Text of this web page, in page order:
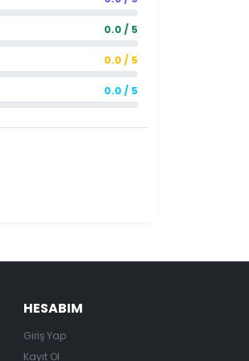
0.0 / 5
0.0 / 5
0.0 / 5
HESABIM
Giriş Yap
Kayıt Ol